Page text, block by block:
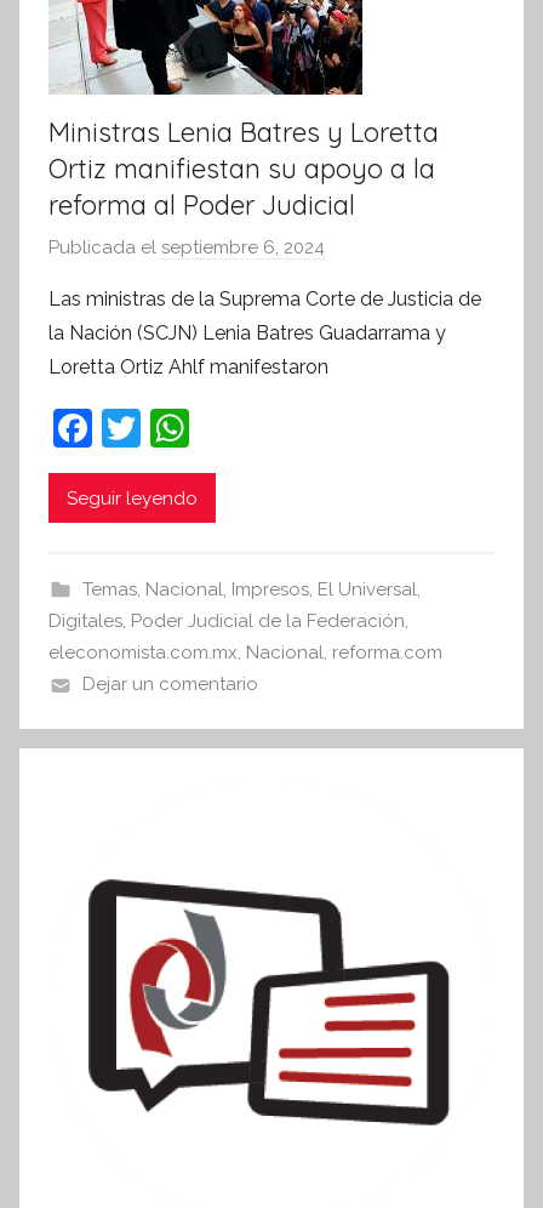
Ministras Lenia Batres y Loretta
Ortiz manifiestan su apoyo a la
reforma al Poder Judicial
Publicada el septiembre 6, 2024
r
S
í
I
n
f
m
a
Las ministras de la Suprema Corte de Justicia de
la Nación (SCJN) Lenia Batres Guadarrama y
Loretta Ortiz Ahlf manifestaron
F
a
c
b
o
o
k
T
w
itt
h
at
A
p
p
Seguir leyendo
Temas, Nacional, Impresos, El Universal,
Digitales, Poder Judicial de la Federación,
eleconomista.com.mx, Nacional, reforma.com
Dejar un comentario